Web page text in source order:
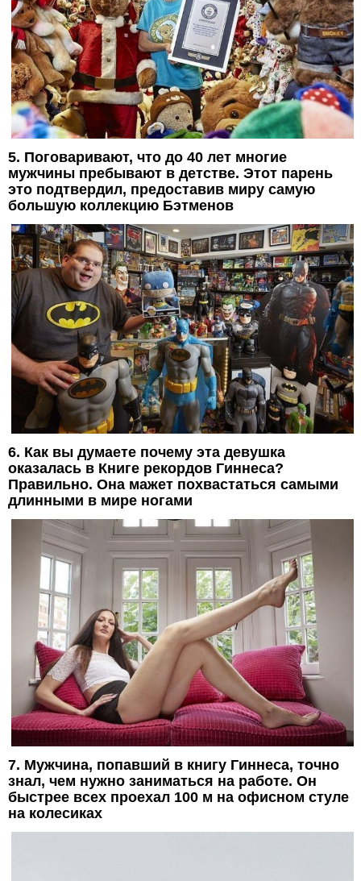
5. Поговаривают, что до 40 лет многие
мужчины пребывают в детстве. Этот парень
это подтвердил, предоставив миру самую
большую коллекцию Бэтменов
6. Как вы думаете почему эта девушка
оказалась в Книге рекордов Гиннеса?
Правильно. Она мажет похвастаться самыми
длинными в мире ногами
7. Мужчина, попавший в книгу Гиннеса, точно
знал, чем нужно заниматься на работе. Он
быстрее всех проехал 100 м на офисном стуле
на колесиках